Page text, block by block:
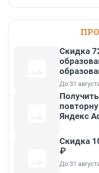
Скидка
До 31
Яндекс
Скидка
₽
До 31